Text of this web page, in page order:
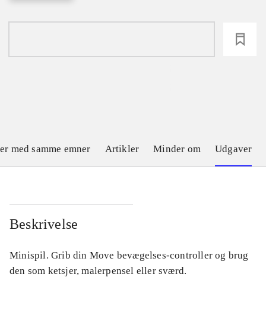
med samme emner Artikler Minder om Udgaver
Beskrivelse
Minispil. Grib din Move bevægelses-controller og brug
den som ketsjer, malerpensel eller sværd.